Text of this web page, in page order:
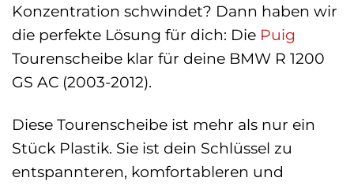
Konzentration schwindet? Dann haben wir
die perfekte Lösung für dich: Die Puig
Tourenscheibe klar für deine BMW R 1200
GS AC (2003-2012).
Diese Tourenscheibe ist mehr als nur ein
Stück Plastik. Sie ist dein Schlüssel zu
entspannteren, komfortableren und